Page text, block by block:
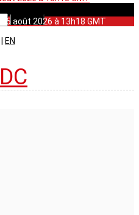
5 août 2026 à 13h18 GMT
EN